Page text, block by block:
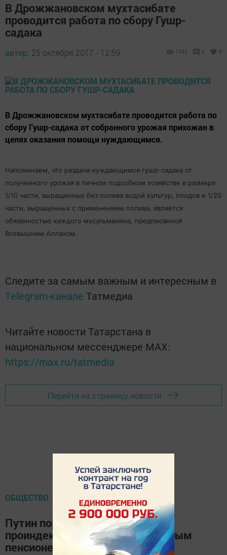
В Дрожжановском мухтасибате
проводится работа по сбору Гушр-
садака
автор, 25 октября 2017 - 12:59 1230 0 0
В Дрожжановском мухтасибате проводится работа по
сбору Гушр-садака от собранного урожая прихожан в
целях оказания помощи нуждающимся.
Напоминаем, что раздача нуждающимся гушр-садака от
полученного урожая в личном подсобном хозяйстве в размере
1/10 части, выращенных без полива водой культур, плодов и 1/20
части, выращенных с применением полива, является
обязанностью каждого мусульманина, предписанной
Всевышним Аллахом.
Следите за самым важным и интересным в
Telegram-канале Татмедиа
Читайте новости Татарстана в
национальном мессенджере MАХ:
https://max.ru/tatmedia
Перейти на страницу новости
ОБЩЕСТВО
Путин поручил с 1 января
проиндексировать пенсии военным
пенсионерам